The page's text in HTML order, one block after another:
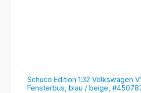
Schuco Edition 1:32 Volkswagen
Fensterbus, blau / beige,